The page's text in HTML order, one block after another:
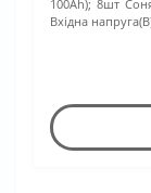
100Ah); 8шт
Вхідна